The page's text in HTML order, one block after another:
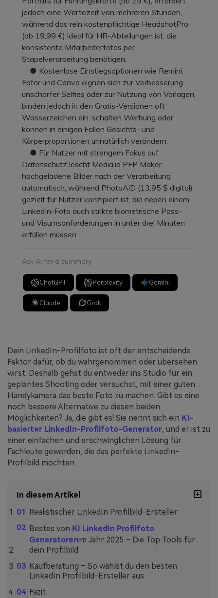
jedoch eine Wartezeit von mehreren Stunden,
während das rein kostenpflichtige HeadshotPro
(ab 19,99 €) ideal für HR-Abteilungen ist, die
konsistente Mitarbeiterfotos per
Stapelverarbeitung benötigen.
● Kostenlose Einstiegsoptionen wie Remini,
Fotor und Canva eignen sich zur Verbesserung
unscharfer Selfies oder zur Nutzung von Vorlagen,
binden jedoch in den Gratis-Versionen oft
Wasserzeichen ein, schalten Werbung oder
können in einigen Fällen Gesichts- und
Körperproportionen unnatürlich verändern.
● Für Nutzer mit strengem Fokus auf
Datenschutz löscht Media.io PFP Maker
hochgeladene Bilder nach der Verarbeitung
automatisch, während PhotoAiD (13,95 $ digital)
gezielt für Nutzer konzipiert ist, die neben einem
LinkedIn-Foto auch strikte biometrische Pass-
und Visumsanforderungen in unter drei Minuten
erfüllen müssen.
Ask AI for a summary
ChatGPT Perplexity Gemini
Claude Grok
Dein LinkedIn-Profilfoto ist oft der entscheidende
Faktor dafür, ob du wahrgenommen oder übersehen
wirst. Deshalb gehst du entweder ins Studio für ein
geplantes Shooting oder versuchst, mit einer guten
Handykamera das beste Foto zu machen. Gibt es eine
noch bessere Alternative zu diesen beiden
Möglichkeiten? Ja, die gibt es! Sie nennt sich ein KI-
basierter LinkedIn-Profilfoto-Generator, und er ist zu
einer einfachen und erschwinglichen Lösung für
Fachleute geworden, die das perfekte LinkedIn-
Profilbild möchten.
In diesem Artikel
Realistischer LinkedIn Profilbild-Ersteller
Bestes von KI LinkedIn Profilfoto
Generatorenim Jahr 2025 – Die Top Tools für
dein Profilbild
Kaufberatung – So wählst du den besten
LinkedIn Profilbild-Ersteller aus
Fazit